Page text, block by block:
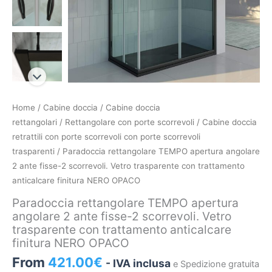
Home / Cabine doccia / Cabine doccia
rettangolari / Rettangolare con porte scorrevoli / Cabine doccia
retrattili con porte scorrevoli con porte scorrevoli
trasparenti / Paradoccia rettangolare TEMPO apertura angolare
2 ante fisse-2 scorrevoli. Vetro trasparente con trattamento
anticalcare finitura NERO OPACO
Paradoccia rettangolare TEMPO apertura
angolare 2 ante fisse-2 scorrevoli. Vetro
trasparente con trattamento anticalcare
finitura NERO OPACO
From 421.00€ - IVA inclusa e Spedizione gratuita
Paradoccia
rettangolare
TEMPO
apertura
angolare
2
fisse-
2
scorrevoli.
trasparente